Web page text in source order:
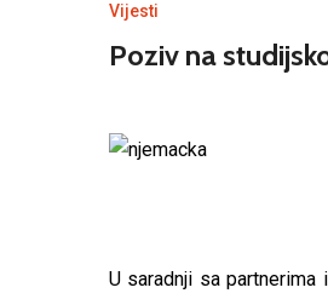
Vijesti
Poziv na
U saradnji sa